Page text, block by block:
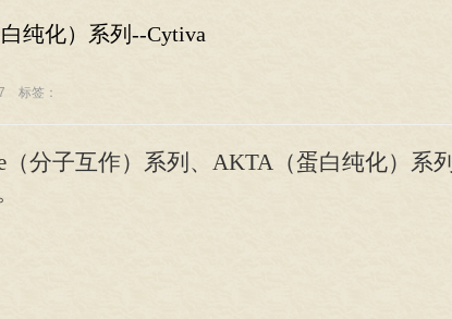
纯化）系列--Cytiva
标签：
分子互作）系列、AKTA（蛋白纯化）系列